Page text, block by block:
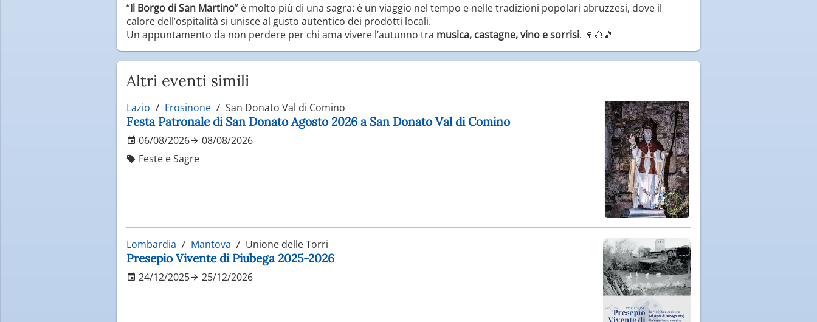
“Il Borgo di San Martino” è molto più di una sagra: è un viaggio nel tempo e nelle tradizioni popolari abruzzesi, dove il
calore dell’ospitalità si unisce al gusto autentico dei prodotti locali.
Un appuntamento da non perdere per chi ama vivere l’autunno tra musica, castagne, vino e sorrisi. 🍷🌰🎵
Altri eventi simili
Lazio Frosinone San Donato Val di Comino
Festa Patronale di San Donato Agosto 2026 a San Donato Val di Comino
06/08/2026
08/08/2026
Feste e Sagre
Lombardia Mantova Unione delle Torri
Presepio Vivente di Piubega 2025-2026
24/12/2025 25/12/2026